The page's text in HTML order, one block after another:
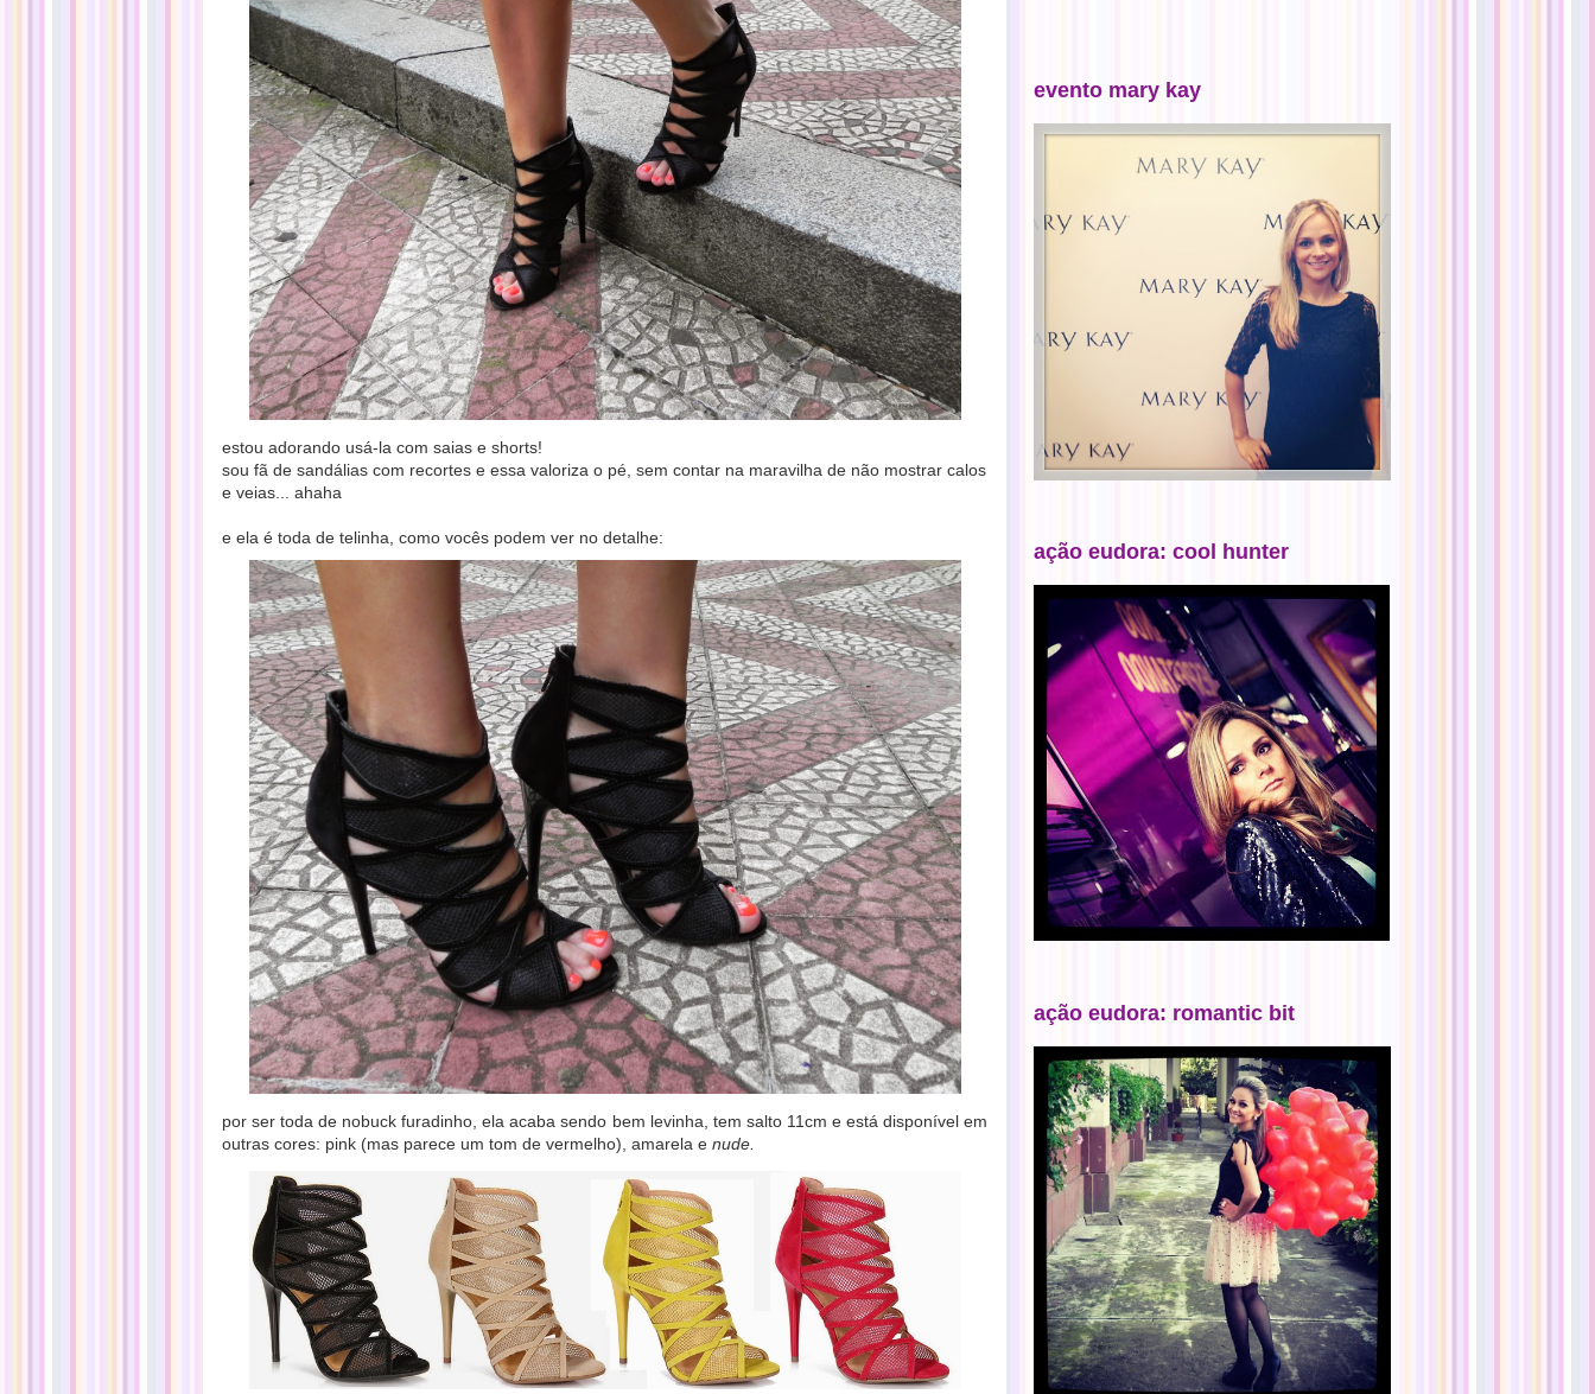
estou adorando usá-la com saias e shorts!
sou fã de sandálias com recortes e essa valoriza o pé, sem contar na maravilha de não mostrar calos
e veias... ahaha
e ela é toda de telinha, como vocês podem ver no detalhe:
por ser toda de nobuck furadinho, ela acaba sendo bem levinha, tem salto 11cm e está disponível em
outras cores: pink (mas parece um tom de vermelho), amarela e nude.
evento mary kay
ação eudora: cool hunter
ação eudora: romantic bit